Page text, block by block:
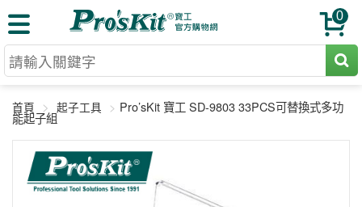
0
壓著鉗
網路壓著鉗
首頁 起子工具 Pro’sKit 寶工 SD-9803 33PCS可替換式多功
能起子組